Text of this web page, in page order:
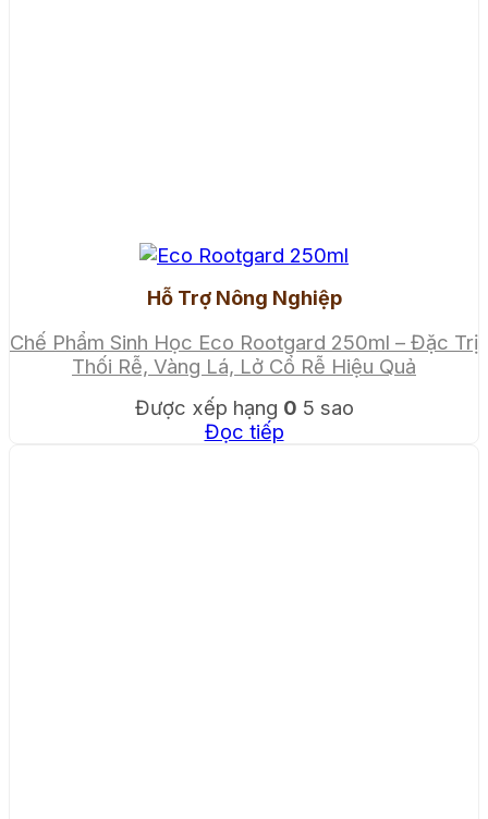
Hỗ Trợ Nông Nghiệp
Chế Phẩm Sinh Học Eco Rootgard 250ml – Đặc Trị
Thối Rễ, Vàng Lá, Lở Cổ Rễ Hiệu Quả
Được xếp hạng 0 5 sao
Đọc tiếp